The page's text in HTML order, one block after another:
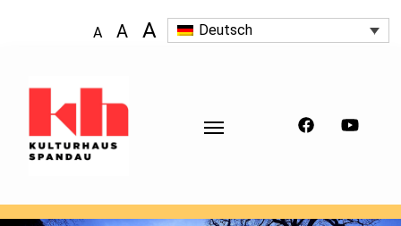
A A A Deutsch